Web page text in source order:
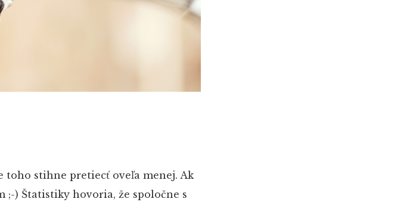
toho stihne pretiecť oveľa menej. Ak
) Štatistiky hovoria, že spoločne s